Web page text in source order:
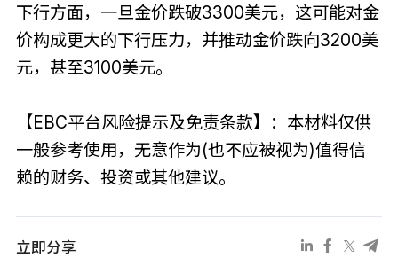
下行方面，一旦金价跌破3300美元，这可能对金
价构成更大的下行压力，并推动金价跌向3200美
元，甚至3100美元。
【EBC平台风险提示及免责条款】：本材料仅供
一般参考使用，无意作为(也不应被视为)值得信
赖的财务、投资或其他建议。
立即分享